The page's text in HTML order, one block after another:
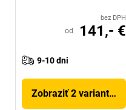
bez DPH
od 141,- €
9-10 dni
Zobraziť 2 variantov